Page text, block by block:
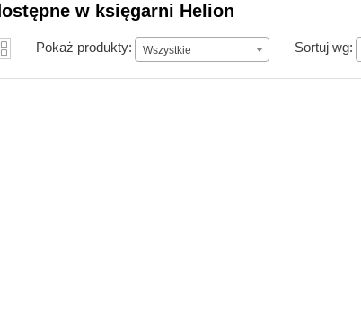
w księgarni Helion
Pokaż produkty: Wszystkie Sortuj wg: